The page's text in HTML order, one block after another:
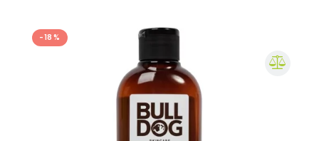
- 18 %